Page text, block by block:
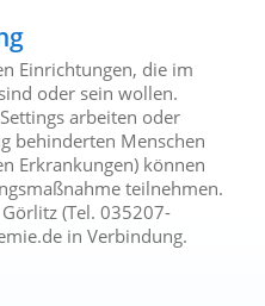
Einrichtungen, die im
oder sein wollen.
arbeiten oder
behinderten Menschen
Erkrankungen) können
teilnehmen.
(Tel. 035207-
in Verbindung.